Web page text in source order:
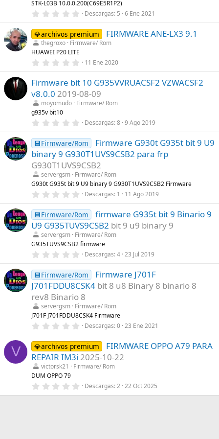
e
l
a
(
s
STK-L03B 10.0.0.200(C69E5R1P2)
0
0
e
s
r
l
l
a
(
s
Descargas 5 6 Ene 2021
💎archivos premium FIRMWARE ANE-LX3 9.1
thegroxo Firmware/ Rom
HUAWEI P20 LITE
0
0
e
s
t
l
a
(
s
)
11 Ene 2020
Firmware bit 10 G935VVRUACSF2 VZWACSF2
v8.0.0 2019-08-09
moyomudo Firmware/ Rom
g935v bit10
0
0
e
s
t
r
e
l
a
(
s
)
Descargas 8 9 Ago 2019
💾Firmware/Rom
Firmware G930t G935t bit 9 U9
binary 9 G930T1UVS9CSB2 para frp
G930T1UVS9CSB2
servergsm Firmware/ Rom
G930t G935t bit 9 U9 binary 9 G930T1UVS9CSB2 Firmware
0
0
e
s
t
r
e
l
a
(
s
)
Descargas 1 11 Ago 2019
💾Firmware/Rom
firmware G935t bit 9 Binario 9
U9 G935TUVS9CSB2 bit 9 u9 binary 9
servergsm Firmware/ Rom
G935TUVS9CSB2 firmware
0
0
e
s
t
r
e
l
a
(
s
)
Descargas 4 23 Jul 2019
💾Firmware/Rom
Firmware J701F
J701FDDU8CSK4 bit 8 u8 Binary 8 binario 8
rev8 Binario 8
servergsm Firmware/ Rom
J701F J701FDDU8CSK4 Firmware
0
0
e
s
t
l
Descargas 0 23 Ene 2021
V 💎archivos premium
FIRMWARE OPPO A79 PARA
REPAIR IM3i 2025-10-22
victorsk21
Firmware/ Rom
DUM OPPO 79
0 Descargas 2 22 Oct 2025